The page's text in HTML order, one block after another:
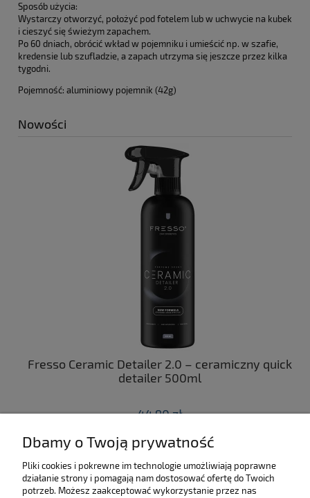
Sposób użycia:
Wystarczy otworzyć, położyć pod fotelem lub w uchwycie na kubek
i cieszyć się świeżym zapachem.
Po 60 dniach, obrócić wkład w pojemniku i umieścić np. w szafie,
kredensie lub szufladzie, a zapach utrzyma się jeszcze przez kilka
tygodni.
Pojemność: aluminiowy pojemnik (42g)
Nowości
Fresso Ceramic Detailer 2.0 – ceramiczny quick
detailer 500ml
44,90 zł
do koszyka
SKLEP
Dbamy o Twoją prywatność
Pliki cookies i pokrewne im technologie umożliwiają poprawne
działanie strony i pomagają nam dostosować ofertę do Twoich
potrzeb. Możesz zaakceptować wykorzystanie przez nas